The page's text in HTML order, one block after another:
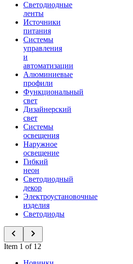
Светодиодные
ленты
Источники
питания
Системы
управления
и
автоматизации
Алюминиевые
профили
Функциональный
свет
Дизайнерский
свет
Системы
освещения
Наружное
освещение
Гибкий
неон
Светодиодный
декор
Электроустановочные
изделия
Светодиоды
Item 1 of 12